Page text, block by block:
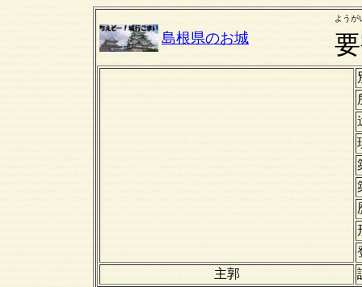
島根県のお城
ようが
主郭